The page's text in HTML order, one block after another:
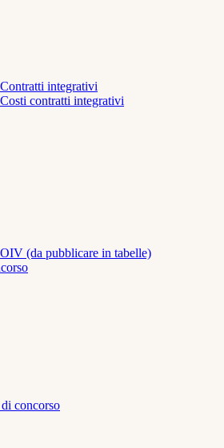
Contratti integrativi
Costi contratti integrativi
OIV (da pubblicare in tabelle)
concorso